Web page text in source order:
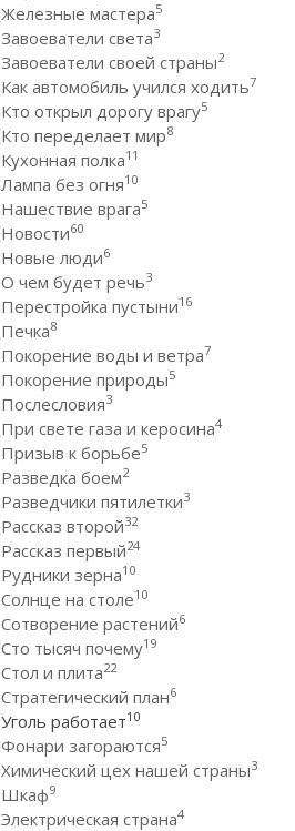
Железные мастера5
Завоеватели света3
Завоеватели своей страны2
Как автомобиль учился ходить7
Кто открыл дорогу врагу5
Кто переделает мир8
Кухонная полка11
Лампа без огня10
Нашествие врага5
Новости60
Новые люди6
О чем будет речь3
Перестройка пустыни16
Печка8
Покорение воды и ветра7
Покорение природы5
Послесловия3
При свете газа и керосина4
Призыв к борьбе5
Разведка боем2
Разведчики пятилетки3
Рассказ второй32
Рассказ первый24
Рудники зерна10
Солнце на столе10
Сотворение растений6
Сто тысяч почему19
Стол и плита22
Стратегический план6
Уголь работает10
Фонари загораются5
Химический цех нашей страны3
Шкаф9
Электрическая страна4